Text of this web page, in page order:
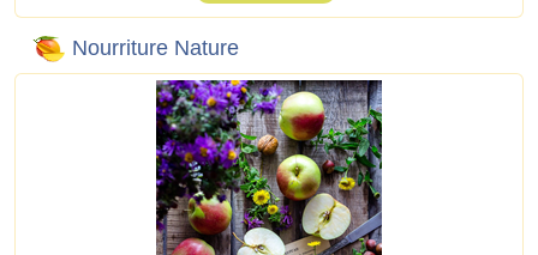
Nourriture Nature